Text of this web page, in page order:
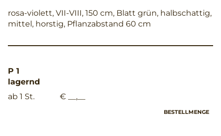
rosa-violett, VII-VIII, 150 cm, Blatt grün, halbschattig,
mittel, horstig, Pflanzabstand 60 cm
P 1
lagernd
ab 1 St.
€ __,__
BESTELLMENGE